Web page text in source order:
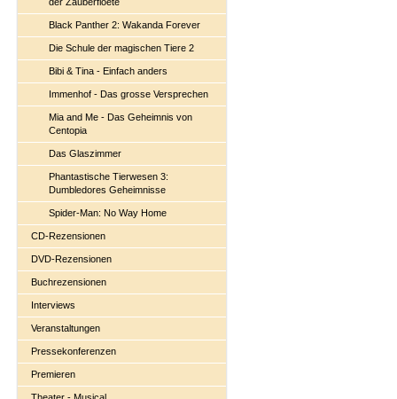
Black Panther 2: Wakanda Forever
Die Schule der magischen Tiere 2
Bibi & Tina - Einfach anders
Immenhof - Das grosse Versprechen
Mia and Me - Das Geheimnis von
Centopia
Das Glaszimmer
Phantastische Tierwesen 3:
Dumbledores Geheimnisse
Spider-Man: No Way Home
CD-Rezensionen
DVD-Rezensionen
Buchrezensionen
Interviews
Veranstaltungen
Pressekonferenzen
Premieren